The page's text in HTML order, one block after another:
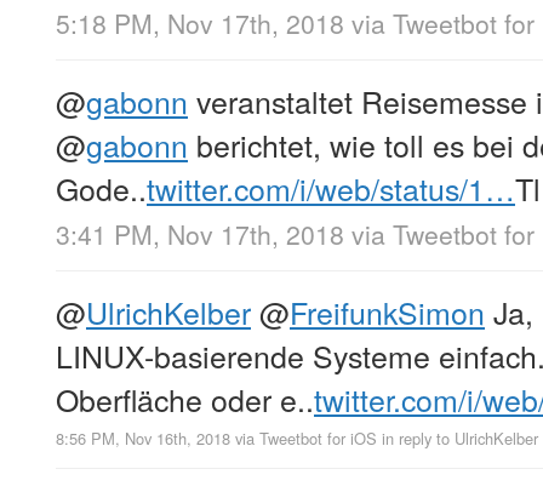
5:18 PM, Nov 17th, 2018 via Tweetbot
@gabonn veranstaltet
@gabonn berichtet, wie toll es bei
Gode..twitter.com/i/web/status/1…Tl
3:41 PM, Nov 17th, 2018 via Tweetbot
@UlrichKelber@FreifunkSimon Ja,
LINUX-basierende Systeme
Oberfläche oder e..twitter.com/i/
8:56 PM, Nov 16th, 2018 via Tweetbot for iΟS in reply to UlrichKelber